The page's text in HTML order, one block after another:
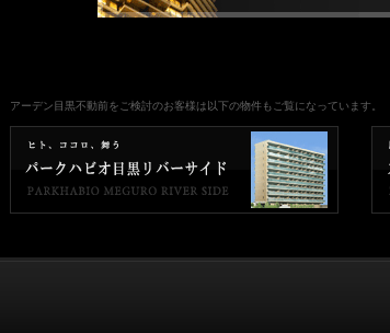
アーデン目黒不動前をご検討のお客様は以下の物件もご覧になっています。